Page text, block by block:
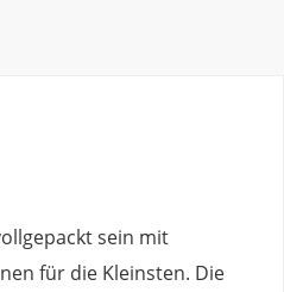
sein mit
für die Kleinsten. Die